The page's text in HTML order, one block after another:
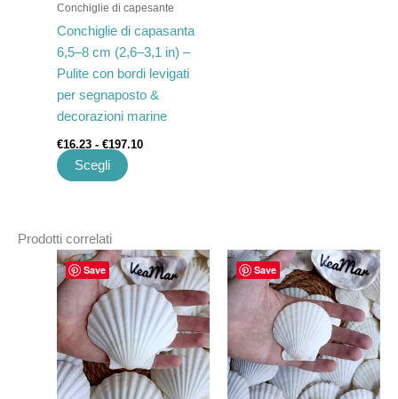
Conchiglie di capesante
Conchiglie di capasanta
6,5–8 cm (2,6–3,1 in) –
Pulite con bordi levigati
per segnaposto &
decorazioni marine
€16.23 - €197.10
Scegli
essere
scelte
nella
pagina
del
prodotto
Prodotti correlati
Save
Fascia
di
prezzo:
da
€11.48
a
€140.00
Questo
prodotto
ha
più
varianti.
Le
opzioni
Save
Fascia
di
prezzo:
da
€9.85
€119.60
Questo
prodotto
ha
varianti.
Le
opzioni